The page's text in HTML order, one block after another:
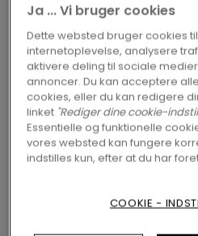
blevet en favorit
designere. Lad os
hvorfor sorte gulve
opmærksomhed.
UDFORSK ALLE
Ja ... Vi bruger cookies
Dette websted bruger cookies
internetoplevelse, analysere
aktivere deling til sociale
annoncer. Du kan acceptere
cookies, eller du kan redigere
linket "Rediger dine cookie-
Essentielle og funktionelle
vores websted kan fungere
indstilles kun, efter at du har
COOKIE -